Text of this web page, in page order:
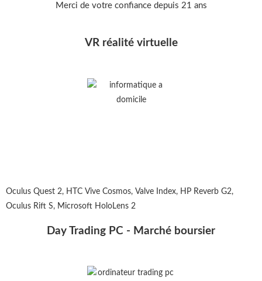
Merci de votre confiance depuis 21 ans
VR réalité virtuelle
Oculus Quest 2, HTC Vive Cosmos, Valve Index, HP Reverb G2,
Oculus Rift S, Microsoft HoloLens 2
Day Trading PC - Marché boursier